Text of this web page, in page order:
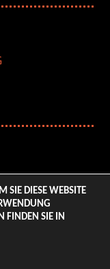
Style Magazine.
SIE DIESE WEBSITE
FINDEN SIE IN